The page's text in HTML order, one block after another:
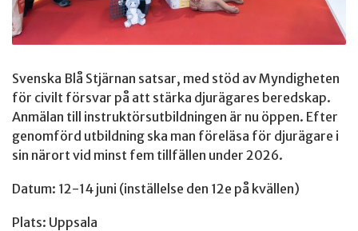
Svenska Blå Stjärnan satsar, med stöd av Myndigheten
för civilt försvar på att stärka djurägares beredskap.
Anmälan till instruktörsutbildningen är nu öppen. Efter
genomförd utbildning ska man föreläsa för djurägare i
sin närort vid minst fem tillfällen under 2026.
Datum: 12-14 juni (inställelse den 12e på kvällen)
Plats: Uppsala